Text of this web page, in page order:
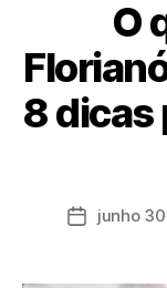
O
8 dicas
junho